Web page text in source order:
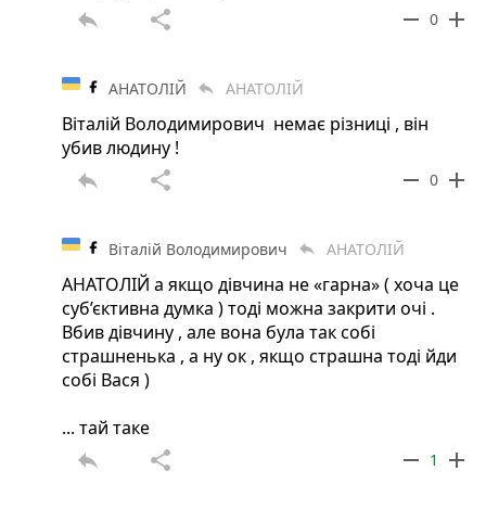
reply share remove 0 add
АНАТОЛІЙ reply АНАТОЛІЙ
Віталій Володимирович немає різниці , він
убив людину !
reply share remove 0 add
Віталій Володимирович reply АНАТОЛІЙ
АНАТОЛІЙ а якщо дівчина не «гарна» ( хоча це
суб’єктивна думка ) тоді можна закрити очі .
Вбив дівчину , але вона була так собі
страшненька , а ну ок , якщо страшна тоді йди
собі Вася )
... тай таке
reply share remove 1 add